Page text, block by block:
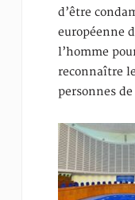
d’être
européenne
l’homme
reconnaître
personnes